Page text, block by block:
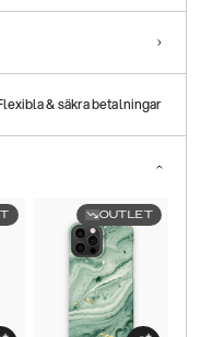
& säkra betalningar
OUTLET